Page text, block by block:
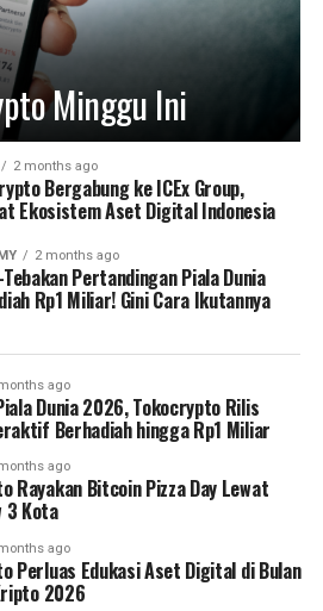
Minggu Ini
2 months ago
Bergabung ke ICEx Group,
Ekosistem Aset Digital Indonesia
2 months ago
Pertandingan Piala Dunia
Rp1 Miliar! Gini Cara Ikutannya
ago
Dunia 2026, Tokocrypto Rilis
Berhadiah hingga Rp1 Miliar
ago
Rayakan Bitcoin Pizza Day Lewat
3 Kota
ago
Perluas Edukasi Aset Digital di Bulan
2026